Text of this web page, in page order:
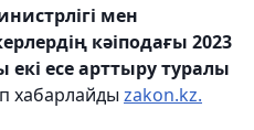
мен
кәіподағы 2023
есе арттыру туралы
хабарлайды zakon.kz.